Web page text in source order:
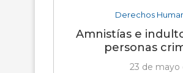
Derechos
Amnistías e
personas
23 de mayo